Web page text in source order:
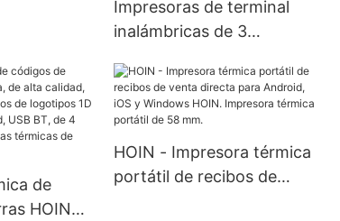
Impresoras de terminal
inalámbricas de 3
automático, impresora de
facturas POS de 80 mm,
precio económico de
fábrica, impresora térmica
de escritorio de 80 mm
de
HOIN
HOIN - Impresora térmica
portátil de recibos de